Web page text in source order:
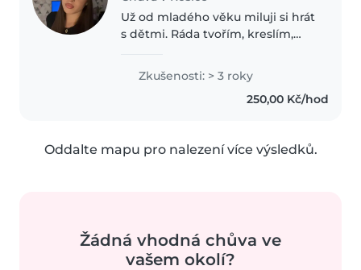
Už od mladého věku miluji si hrát
s dětmi. Ráda tvořím, kreslím,
chůvu a byla pro mě jako
nejlepší kamarádka. A ráda bych..
Zkušenosti: > 3 roky
250,00 Kč/hod
Oddalte mapu pro nalezení více výsledků.
Žádná vhodná chůva ve
vašem okolí?